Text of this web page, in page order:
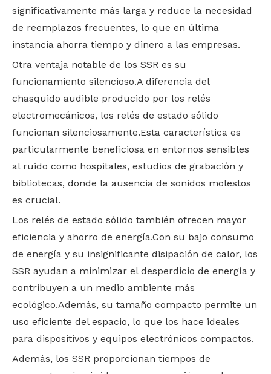
significativamente más larga y reduce la necesidad
de reemplazos frecuentes, lo que en última
instancia ahorra tiempo y dinero a las empresas.
Otra ventaja notable de los SSR es su
funcionamiento silencioso.A diferencia del
chasquido audible producido por los relés
electromecánicos, los relés de estado sólido
funcionan silenciosamente.Esta característica es
particularmente beneficiosa en entornos sensibles
al ruido como hospitales, estudios de grabación y
bibliotecas, donde la ausencia de sonidos molestos
es crucial.
Los relés de estado sólido también ofrecen mayor
eficiencia y ahorro de energía.Con su bajo consumo
de energía y su insignificante disipación de calor, los
SSR ayudan a minimizar el desperdicio de energía y
contribuyen a un medio ambiente más
ecológico.Además, su tamaño compacto permite un
uso eficiente del espacio, lo que los hace ideales
para dispositivos y equipos electrónicos compactos.
Además, los SSR proporcionan tiempos de